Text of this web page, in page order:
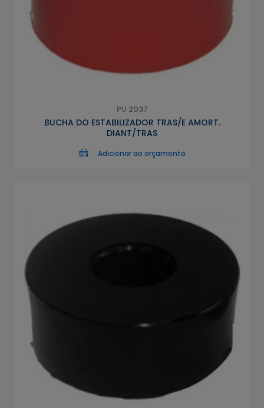
PU 2037
BUCHA DO ESTABILIZADOR TRAS/E AMORT.
DIANT/TRAS
Adicionar ao orçamento